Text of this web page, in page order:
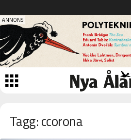
Tagg: ccorona